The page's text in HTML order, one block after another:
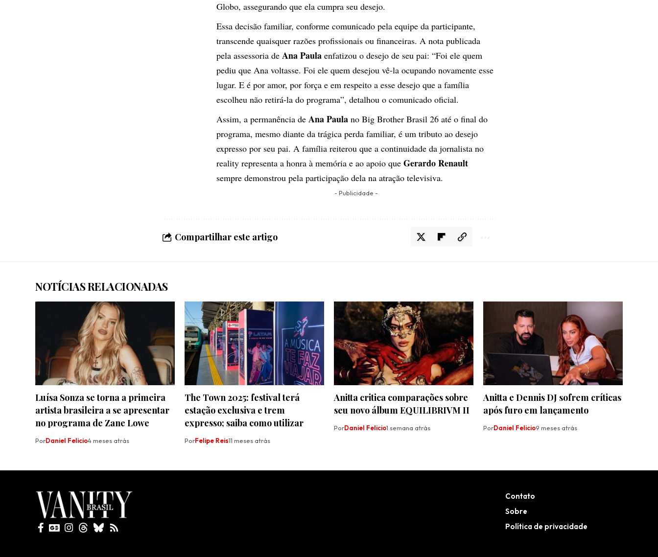
Globo, assegurando que ela cumpra seu desejo.
Essa decisão familiar, conforme comunicado pela equipe da participante,
transcende quaisquer razões profissionais ou financeiras. A nota publicada
pela assessoria de Ana Paula enfatizou o desejo de seu pai: “Foi ele quem
pediu que Ana voltasse. Foi ele quem desejou vê-la ocupando novamente esse
lugar. E é por amor, por força e em respeito a esse desejo que a família
escolheu não retirá-la do programa”, detalhou o comunicado oficial.
Assim, a permanência de Ana Paula no Big Brother Brasil 26 até o final do
programa, mesmo diante da trágica perda familiar, é um tributo ao desejo
expresso por seu pai. A família reiterou que a continuidade da jornalista no
reality representa a honra à memória e ao apoio que Gerardo Renault
sempre demonstrou pela participação dela na atração televisiva.
- Publicidade -
Compartilhar este artigo
NOTÍCIAS RELACIONADAS
Luísa Sonza se torna a primeira
artista brasileira a se apresentar
no programa de Zane Lowe
PorDaniel Felicio4 meses atrás
The Town 2025: festival terá
estação exclusiva e trem
expresso; saiba como utilizar
PorFelipe Reis11 meses atrás
Anitta critica comparações sobre
seu novo álbum EQUILIBRIVM II
PorDaniel Felicio1 semana atrás
Anitta e Dennis DJ sofrem críticas
após furo em lançamento
PorDaniel Felicio9 meses atrás
Contato
Sobre
Política de privacidade